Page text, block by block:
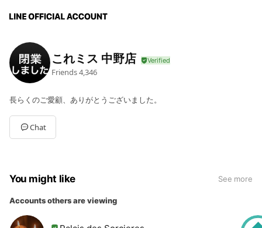
これミス 中野店
Friends4,346
長らくのご愛顧、ありがとうございました。
Chat
You might like See more
Accounts others are viewing